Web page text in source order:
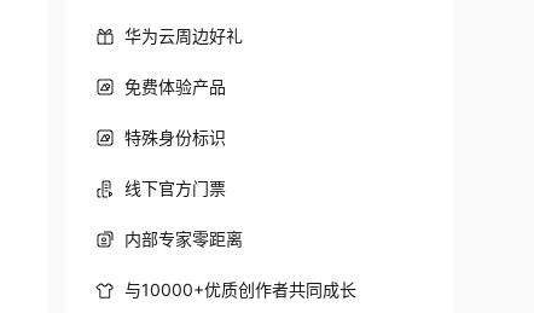
华为云周边好礼
免费体验产品
特殊身份标识
线下官方门票
内部专家零距离
与10000+优质创作者共同成长